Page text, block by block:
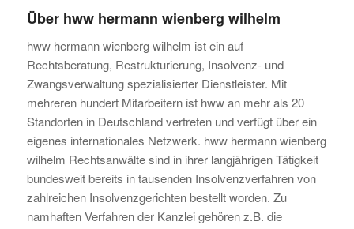
Über hww hermann wienberg wilhelm
hww hermann wienberg wilhelm ist ein auf
Rechtsberatung, Restrukturierung, Insolvenz- und
Zwangsverwaltung spezialisierter Dienstleister. Mit
mehreren hundert Mitarbeitern ist hww an mehr als 20
Standorten in Deutschland vertreten und verfügt über ein
eigenes internationales Netzwerk. hww hermann wienberg
wilhelm Rechtsanwälte sind in ihrer langjährigen Tätigkeit
bundesweit bereits in tausenden Insolvenzverfahren von
zahlreichen Insolvenzgerichten bestellt worden. Zu
namhaften Verfahren der Kanzlei gehören z.B. die